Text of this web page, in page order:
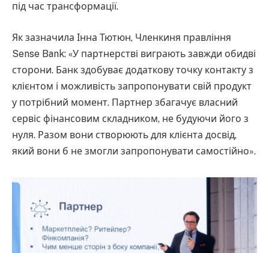
під час трансформації.
Як зазначила Інна Тютюн, Членкиня правління
Sense Bank: «У партнерстві виграють завжди обидві
сторони. Банк здобуває додаткову точку контакту з
клієнтом і можливість запропонувати свій продукт
у потрібний момент. Партнер збагачує власний
сервіс фінансовим складником, не будуючи його з
нуля. Разом вони створюють для клієнта досвід,
який вони б не змогли запропонувати самостійно».